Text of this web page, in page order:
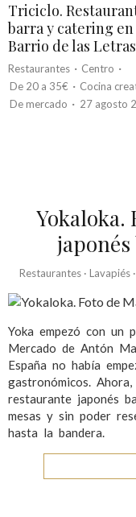
Triciclo.
barra y catering
Barrio de las Letras
Restaurantes · Centro ·
De 20 a 35€ · Cocina
De mercado · 27 agosto
Yokaloka.
Restaurantes · Lavapiés ·
Yoka empezó con un
Mercado de Antón
España no había
gastronómicos.
restaurante japonés
mesas y sin poder
hasta la bandera.